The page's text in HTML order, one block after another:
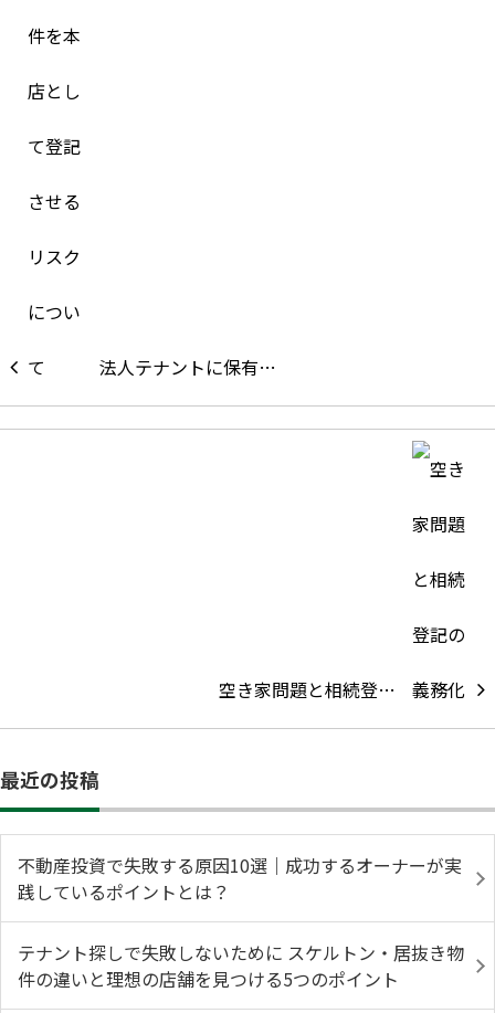
法人テナントに保有…
空き家問題と相続登…
最近の投稿
不動産投資で失敗する原因10選｜成功するオーナーが実
践しているポイントとは？
テナント探しで失敗しないために スケルトン・居抜き物
件の違いと理想の店舗を見つける5つのポイント